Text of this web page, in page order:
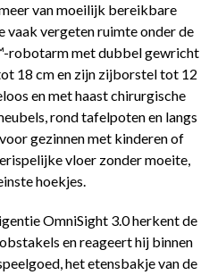
van moeilijk bereikbare
vergeten ruimte onder de
robotarm met dubbel gewricht
18 cm en zijn zijborstel tot 12
en met haast chirurgische
rond tafelpoten en langs
gezinnen met kinderen of
vloer zonder moeite,
hoekjes.
OmniSight 3.0 herkent de
en reageert hij binnen
het etensbakje van de